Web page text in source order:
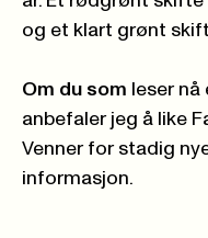
og et klart grønt
Om du som leser
anbefaler jeg å like
Vennerfor stadig
informasjon.